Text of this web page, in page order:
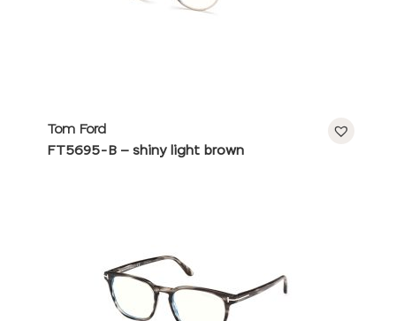
Tom Ford
FT5695-B – shiny light brown